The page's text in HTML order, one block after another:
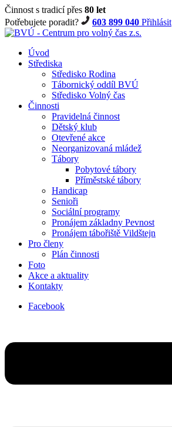
Činnost s tradicí přes 80 let
Potřebujete poradit?
603 899 040 Přihlásit
Úvod
Střediska
Středisko Rodina
Tábornický oddíl BVÚ
Středisko Volný čas
Činnosti
Pravidelná činnost
Dětský klub
Otevřené akce
Neorganizovaná mládež
Tábory
Pobytové tábory
Příměstské tábory
Handicap
Senioři
Sociální programy
Pronájem základny Pevnost
Pronájem tábořiště Vildštejn
Pro členy
Plán činnosti
Foto
Akce a aktuality
Kontakty
Facebook